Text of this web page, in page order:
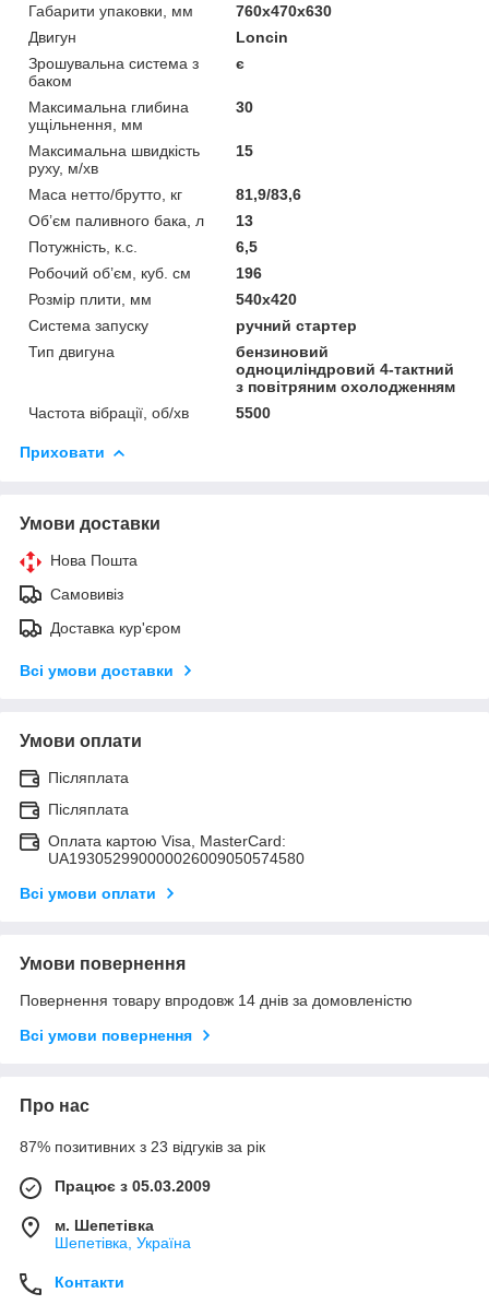
Габарити упаковки, мм
760х470х630
Двигун
Loncin
Зрошувальна система з
баком
є
Максимальна глибина
ущільнення, мм
30
Максимальна швидкість
руху, м/хв
15
Маса нетто/брутто, кг
81,9/83,6
Об’єм паливного бака, л
13
Потужність, к.с.
6,5
Робочий об’єм, куб. см
196
Розмір плити, мм
540х420
Система запуску
ручний стартер
Тип двигуна
бензиновий
одноциліндровий 4-тактний
з повітряним охолодженням
Частота вібрації, об/хв
5500
Приховати
Умови доставки
Нова Пошта
Самовивіз
Доставка кур'єром
Всі умови доставки
Умови оплати
Післяплата
Післяплата
Оплата картою Visa, MasterCard:
UA193052990000026009050574580
Всі умови оплати
Умови повернення
Повернення товару впродовж 14 днів за домовленістю
Всі умови повернення
Про нас
87% позитивних з 23 відгуків за рік
Працює з 05.03.2009
м. Шепетівка
Шепетівка, Україна
Контакти